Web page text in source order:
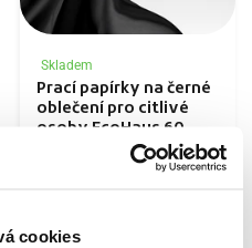
cookies
Skladem
Prací papírky na černé
oblečení pro citlivé
osoby EcoHaus 60
10,48 Kč/pranie